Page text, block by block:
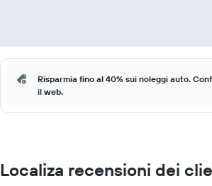
Risparmia fino al 40% sui noleggi auto.
il web.
Localiza recensioni dei